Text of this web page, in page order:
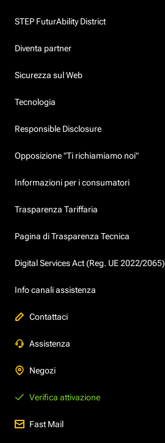
STEP FuturAbility District
Diventa partner
Sicurezza sul Web
Tecnologia
Responsible Disclosure
Opposizione "Ti richiamiamo noi"
Informazioni per i consumatori
Trasparenza Tariffaria
Pagina di Trasparenza Tecnica
Digital Services Act (Reg. UE 2022/2065)
Info canali assistenza
Contattaci
Assistenza
Negozi
Verifica attivazione
Fast Mail